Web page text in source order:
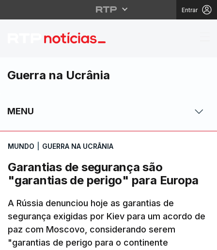
Entrar
Garantias de
Guerra na Ucrânia
MENU
MUNDO GUERRA NA UCRÂNIA
Garantias de segurança são
"garantias de perigo" para Europa
A Rússia denunciou hoje as garantias de
segurança exigidas por Kiev para um acordo de
paz com Moscovo, considerando serem
"garantias de perigo para o continente